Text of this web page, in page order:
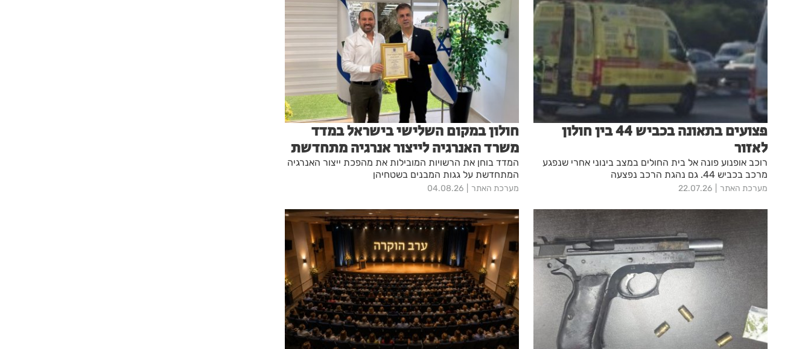
פצועים בתאונה בכביש 44 בין חולון
לאזור
רוכב אופנוע פונה אל בית החולים במצב בינוני אחרי שנפגע
מרכב בכביש 44. גם נהגת הרכב נפצעה
מערכת האתר 22.07.26
חולון במקום השלישי בישראל במדד
משרד האנרגיה לייצור אנרגיה מתחדשת
המדד בוחן את הרשויות המובילות את מהפכת ייצור האנרגיה
המתחדשת על גגות המבנים בשטחיהן
מערכת האתר 04.08.26